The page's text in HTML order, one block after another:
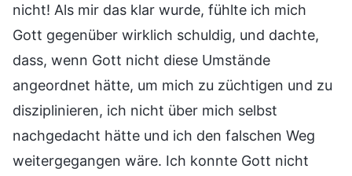
nicht! Als mir das klar wurde, fühlte ich mich
Gott gegenüber wirklich schuldig, und dachte,
dass, wenn Gott nicht diese Umstände
angeordnet hätte, um mich zu züchtigen und zu
disziplinieren, ich nicht über mich selbst
nachgedacht hätte und ich den falschen Weg
weitergegangen wäre. Ich konnte Gott nicht